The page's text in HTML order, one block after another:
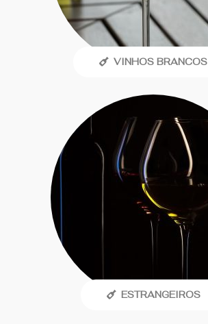
VINHOS BRANCOS
ESTRANGEIROS